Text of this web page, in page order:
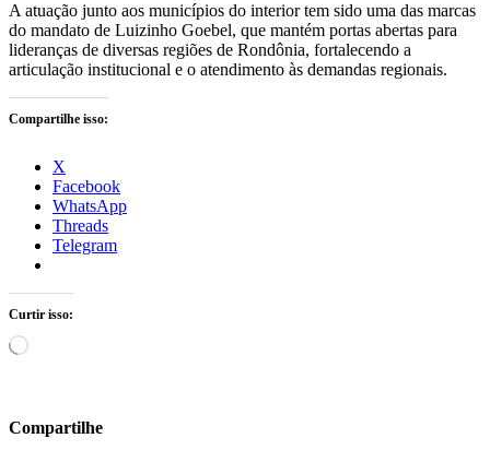
A atuação junto aos municípios do interior tem sido uma das marcas
do mandato de Luizinho Goebel, que mantém portas abertas para
lideranças de diversas regiões de Rondônia, fortalecendo a
articulação institucional e o atendimento às demandas regionais.
Compartilhe isso:
X
Facebook
WhatsApp
Threads
Telegram
Curtir isso:
Compartilhe